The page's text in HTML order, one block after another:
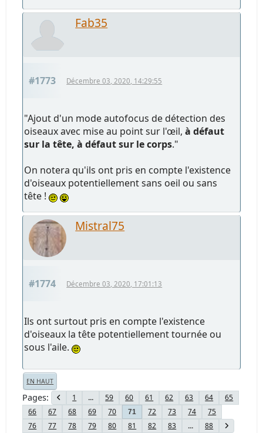
Fab35
#1773 Décembre 03, 2020, 14:29:55
"Ajout d'un mode autofocus de détection des
oiseaux avec mise au point sur l'œil,à défaut
sur la tête, à défaut sur le corps."
On notera qu'ils ont pris en compte l'existence
d'oiseaux potentiellement sans oeil ou sans
tête !
Mistral75
#1774 Décembre 03, 2020, 17:01:13
Ils ont surtout pris en compte l'existence
d'oiseaux la tête potentiellement tournée ou
sous l'aile.
EN HAUT
Pages 1 ... 59 60 61 62 63 64
65
66
67 68 69 70 71 72 73 74
75
76
77 78 79 80 81 82 83 ... 88